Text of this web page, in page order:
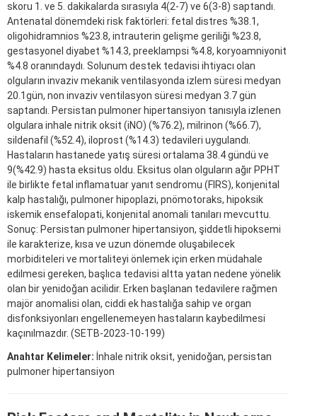
skoru 1. ve 5. dakikalarda sırasıyla 4(2-7) ve 6(3-8) saptandı.
Antenatal dönemdeki risk faktörleri: fetal distres %38.1,
oligohidramnios %23.8, intrauterin gelişme geriliği %23.8,
gestasyonel diyabet %14.3, preeklampsi %4.8, koryoamniyonit
%4.8 oranındaydı. Solunum destek tedavisi ihtiyacı olan
olguların invaziv mekanik ventilasyonda izlem süresi medyan
20.1gün, non invaziv ventilasyon süresi medyan 3.7 gün
saptandı. Persistan pulmoner hipertansiyon tanısıyla izlenen
olgulara inhale nitrik oksit (iNO) (%76.2), milrinon (%66.7),
sildenafil (%52.4), iloprost (%14.3) tedavileri uygulandı.
Hastaların hastanede yatış süresi ortalama 38.4 gündü ve
9(%42.9) hasta eksitus oldu. Eksitus olan olguların ağır PPHT
ile birlikte fetal inflamatuar yanıt sendromu (FIRS), konjenital
kalp hastalığı, pulmoner hipoplazi, pnömotoraks, hipoksik
iskemik ensefalopati, konjenital anomali tanıları mevcuttu.
Sonuç: Persistan pulmoner hipertansiyon, şiddetli hipoksemi
ile karakterize, kısa ve uzun dönemde oluşabilecek
morbiditeleri ve mortaliteyi önlemek için erken müdahale
edilmesi gereken, başlıca tedavisi altta yatan nedene yönelik
olan bir yenidoğan acilidir. Erken başlanan tedavilere rağmen
majör anomalisi olan, ciddi ek hastalığa sahip ve organ
disfonksiyonları engellenemeyen hastaların kaybedilmesi
kaçınılmazdır. (SETB-2023-10-199)
Anahtar Kelimeler: İnhale nitrik oksit, yenidoğan, persistan
pulmoner hipertansiyon